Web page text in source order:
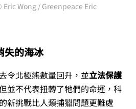
Wong / Greenpeace Eric
失的海冰
令北極熊數量回升，並立法保護
並不代表扭轉了牠們的命運，科
新挑戰比人類捕獵問題更難處